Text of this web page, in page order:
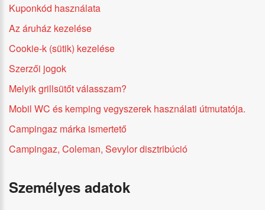
Kuponkód használata
Az áruház kezelése
Cookie-k (sütik) kezelése
Szerzői jogok
Melyik grillsütőt válasszam?
Mobil WC és kemping vegyszerek használati útmutatója.
Campingaz márka ismertető
Campingaz, Coleman, Sevylor disztribúció
Személyes adatok